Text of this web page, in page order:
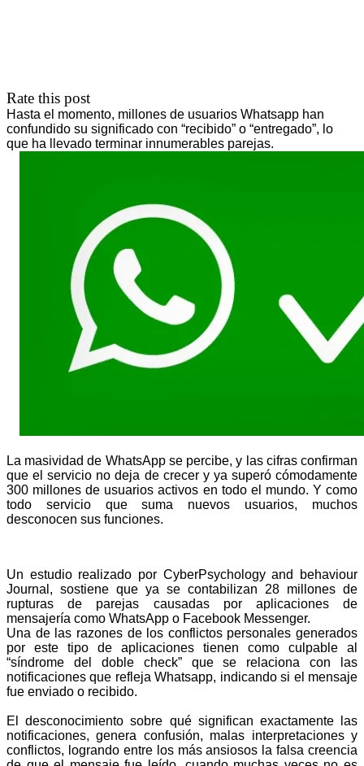
Rate this post
Hasta el momento, millones de usuarios Whatsapp han
confundido su significado con “recibido” o “entregado”, lo
que ha llevado terminar innumerables parejas.
La masividad de WhatsApp se percibe, y las cifras confirman
que el servicio no deja de crecer y ya superó cómodamente
300 millones de usuarios activos en todo el mundo. Y como
todo servicio que suma nuevos usuarios, muchos
desconocen sus funciones.
Un estudio realizado por CyberPsychology and behaviour
Journal, sostiene que ya se contabilizan 28 millones de
rupturas de parejas causadas por aplicaciones de
mensajería como WhatsApp o Facebook Messenger.
Una de las razones de los conflictos personales generados
por este tipo de aplicaciones tienen como culpable al
“síndrome del doble check” que se relaciona con las
notificaciones que refleja Whatsapp, indicando si el mensaje
fue enviado o recibido.
El desconocimiento sobre qué significan exactamente las
notificaciones, genera confusión, malas interpretaciones y
conflictos, logrando entre los más ansiosos la falsa creencia